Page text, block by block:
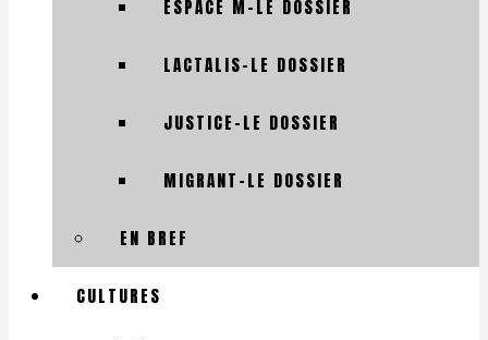
ESPACE M-LE DOSSIER
LACTALIS-LE DOSSIER
JUSTICE-LE DOSSIER
MIGRANT-LE DOSSIER
EN BREF
CULTURES